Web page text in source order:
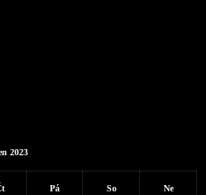
2023
Pá So Ne